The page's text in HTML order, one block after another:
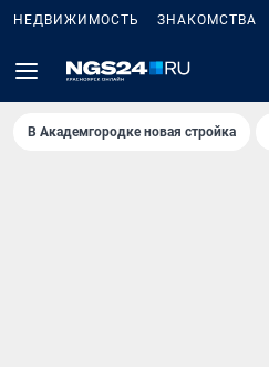
НЕДВИЖИМОСТЬ ЗНАКОМСТВА
В Академгородке новая стройка